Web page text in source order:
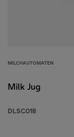
MILCHAUTOMATEN
Milk Jug
DLSC018